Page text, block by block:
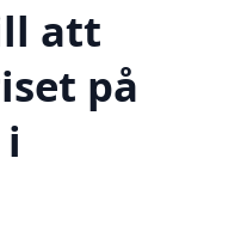
att
på